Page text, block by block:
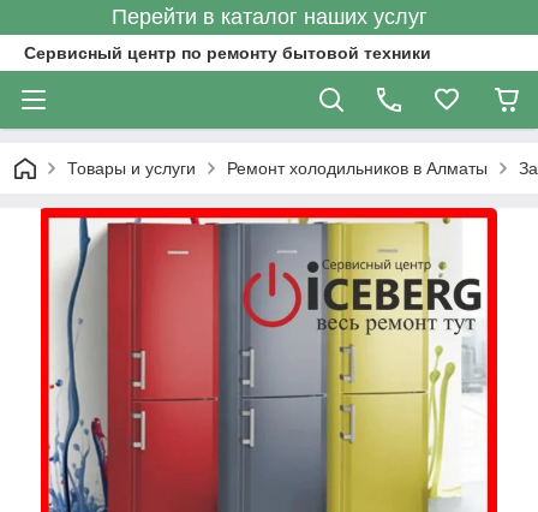
Перейти в каталог наших услуг
Сервисный центр по ремонту бытовой техники
Товары и услуги Ремонт холодильников в Алматы